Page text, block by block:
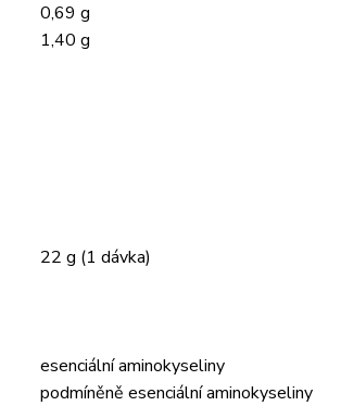
0,69 g
1,40 g
22 g (1 dávka)
esenciální aminokyseliny
podmíněně esenciální aminokyseliny